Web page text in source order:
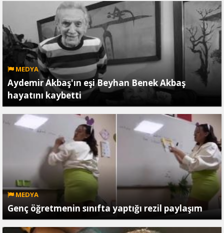
MEDYA
Aydemir Akbaş'ın eşi Beyhan Benek Akbaş
hayatını kaybetti
MEDYA
Genç öğretmenin sınıfta yaptığı rezil paylaşım